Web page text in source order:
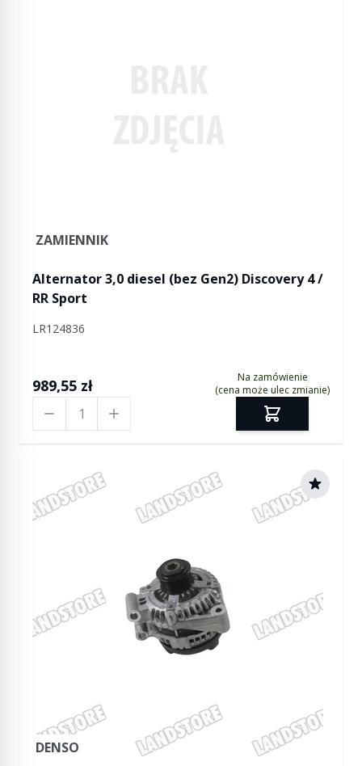
ZAMIENNIK
Alternator 3,0 diesel (bez Gen2) Discovery 4 /
RR Sport
LR124836
989,55 zł
Na zamówienie
(cena może ulec zmianie)
DENSO